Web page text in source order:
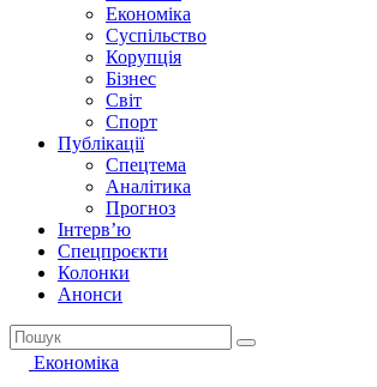
Економіка
Суспільство
Корупція
Бізнес
Світ
Спорт
Публікації
Спецтема
Аналітика
Прогноз
Інтерв’ю
Спецпроєкти
Колонки
Анонси
Економіка